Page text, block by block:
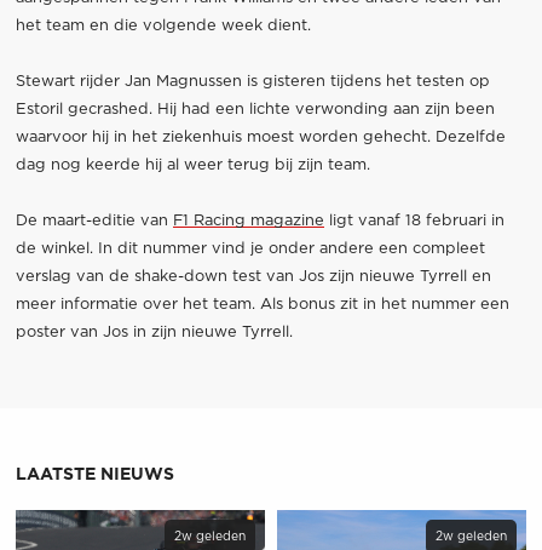
het team en die volgende week dient.
Stewart rijder Jan Magnussen is gisteren tijdens het testen op
Estoril gecrashed. Hij had een lichte verwonding aan zijn been
waarvoor hij in het ziekenhuis moest worden gehecht. Dezelfde
dag nog keerde hij al weer terug bij zijn team.
De maart-editie van F1 Racing magazine ligt vanaf 18 februari in
de winkel. In dit nummer vind je onder andere een compleet
verslag van de shake-down test van Jos zijn nieuwe Tyrrell en
meer informatie over het team. Als bonus zit in het nummer een
poster van Jos in zijn nieuwe Tyrrell.
LAATSTE NIEUWS
2w geleden 2w geleden